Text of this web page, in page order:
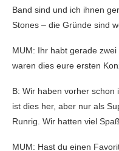
Band sind und ich ihnen
Stones – die Gründe sind
MUM: Ihr habt gerade
waren dies eure ersten
B: Wir haben vorher schon
ist dies her, aber nur als
Runrig. Wir hatten viel
MUM: Hast du einen